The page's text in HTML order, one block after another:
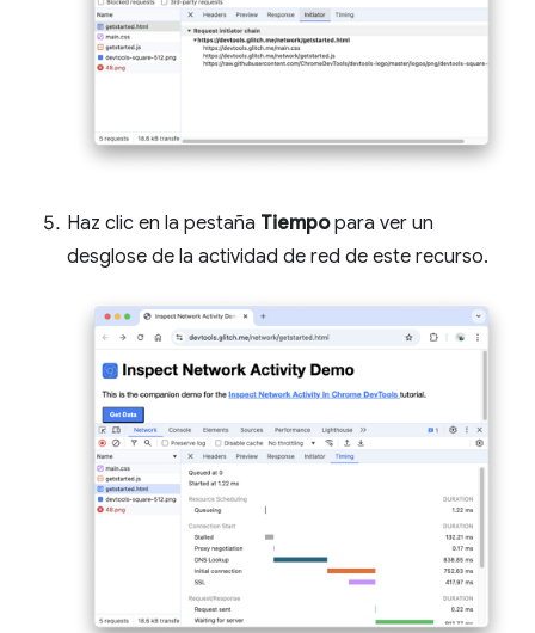
Haz clic en la pestaña Tiempopara ver un
desglose de la actividad de red de este recurso.